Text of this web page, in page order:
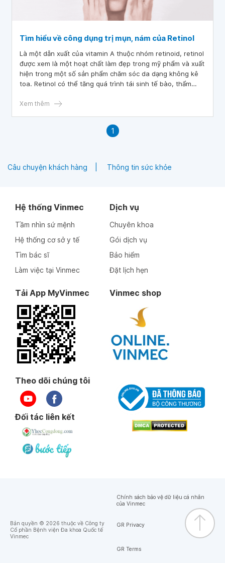
Tìm hiểu về công dụng trị mụn, nám của Retinol
Là một dẫn xuất của vitamin A thuộc nhóm retinoid, retinol
được xem là một hoạt chất làm đẹp trong mỹ phẩm và xuất
hiện trong một số sản phẩm chăm sóc da dạng không kê
toa. Retinol có thể tăng quá trình tái sinh tế bào, thẩm
trợ điều trị mụn, kháng khuẩn và nám trên bề mặt da.
Xem thêm
1
Câu chuyện khách hàng Thông tin sức khỏe
Hệ thống Vinmec
Tầm nhìn sứ mệnh
Hệ thống cơ sở y tế
Tìm bác sĩ
Làm việc tại Vinmec
Dịch vụ
Chuyên khoa
Gói dịch vụ
Bảo hiểm
Đặt lịch hẹn
Tải App MyVinmec Vinmec shop
Theo dõi chúng tôi
Đối tác liên kết
Bản quyền © 2026 thuộc về Công ty
Cổ phần Bệnh viện Đa khoa Quốc tế
Vinmec
Chính sách bảo vệ dữ liệu cá nhân
của Vinmec
GR Privacy
GR Terms